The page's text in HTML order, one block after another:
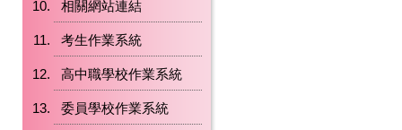
相關網站連結
考生作業系統
高中職學校作業系統
委員學校作業系統